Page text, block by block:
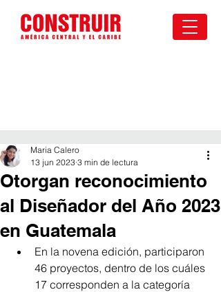
Otorgan reconocimiento
al Diseñador del Año 2023
en Guatemala
Maria Calero
13 jun 2023 3 min de lectura
En la novena edición, participaron
46 proyectos, dentro de los cuáles
17 corresponden a la categoría